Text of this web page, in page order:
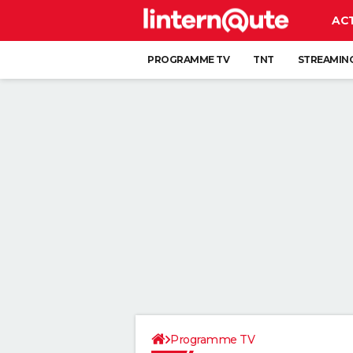
PROGRAMME TV TNT
Programme TV